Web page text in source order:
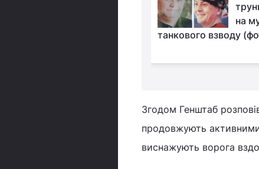
на
танкового взводу
Згодом Генштаб
продовжують активними
виснажують ворога